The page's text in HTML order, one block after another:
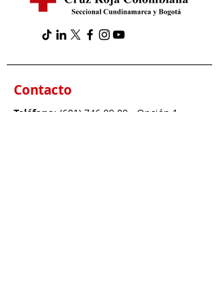
Contacto
Teléfono: (601) 746 09 09 - Opción 1